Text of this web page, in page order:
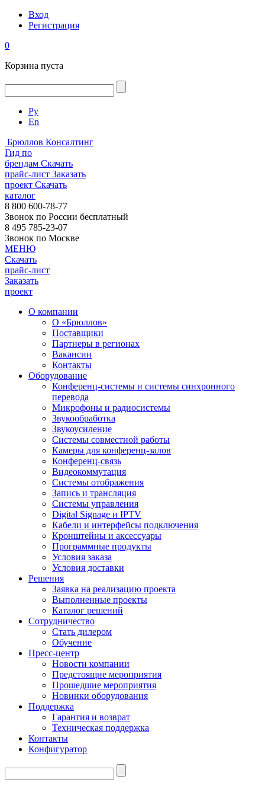
Вход
Регистрация
0
Корзина пуста
Ру
En
Брюллов Консалтинг
Гид по
брендам Скачать
прайс-лист Заказать
проект Скачать
каталог
8 800 600-78-77
Звонок по России бесплатный
8 495 785-23-07
Звонок по Москве
МЕНЮ
Скачать
прайс-лист
Заказать
проект
О компании
О «Брюллов»
Поставщики
Партнеры в регионах
Вакансии
Контакты
Оборудование
Конференц-системы и системы синхронного
перевода
Микрофоны и радиосистемы
Звукообработка
Звукоусиление
Системы совместной работы
Камеры для конференц-залов
Конференц-связь
Видеокоммутация
Системы отображения
Запись и трансляция
Системы управления
Digital Signage и IPTV
Кабели и интерфейсы подключения
Кронштейны и аксессуары
Программные продукты
Условия заказа
Условия доставки
Решения
Заявка на реализацию проекта
Выполненные проекты
Каталог решений
Сотрудничество
Стать дилером
Обучение
Пресс-центр
Новости компании
Предстоящие мероприятия
Прошедшие мероприятия
Новинки оборудования
Поддержка
Гарантия и возврат
Техническая поддержка
Контакты
Конфигуратор